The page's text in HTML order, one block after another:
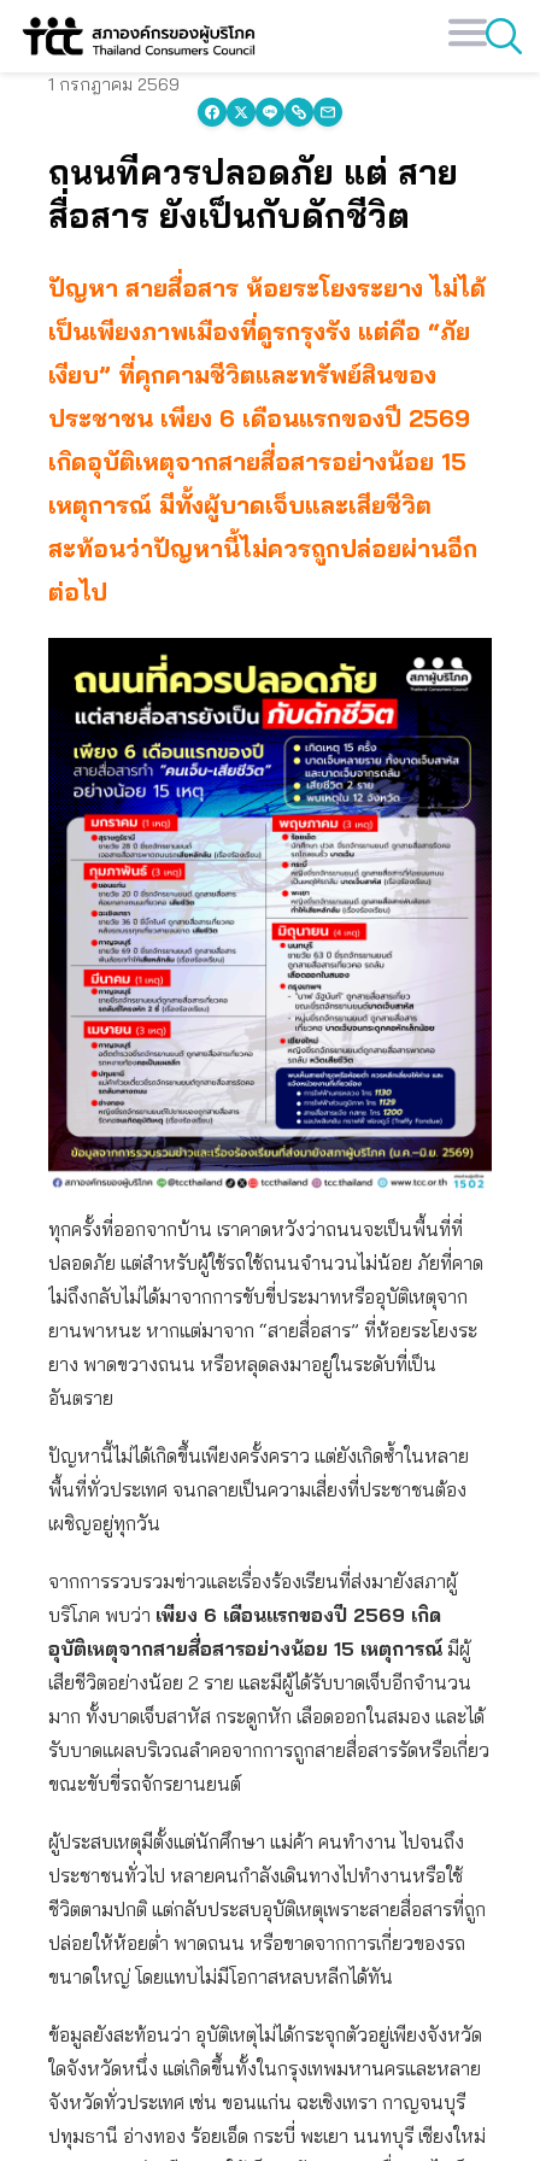
Skip
1 กรกฎาคม 2569
ถนนที่ควรปลอดภัย แต่ สาย
สื่อสาร ยังเป็นกับดักชีวิต
ปัญหา สายสื่อสาร ห้อยระโยงระยาง ไม่ได้
เป็นเพียงภาพเมืองที่ดูรกรุงรัง แต่คือ “ภัย
เงียบ” ที่คุกคามชีวิตและทรัพย์สินของ
ประชาชน เพียง 6 เดือนแรกของปี 2569
เกิดอุบัติเหตุจากสายสื่อสารอย่างน้อย 15
เหตุการณ์ มีทั้งผู้บาดเจ็บและเสียชีวิต
สะท้อนว่าปัญหานี้ไม่ควรถูกปล่อยผ่านอีก
ต่อไป
ทุกครั้งที่ออกจากบ้าน เราคาดหวังว่าถนนจะเป็นพื้นที่ที่
ปลอดภัย แต่สำหรับผู้ใช้รถใช้ถนนจำนวนไม่น้อย ภัยที่คาด
ไม่ถึงกลับไม่ได้มาจากการขับขี่ประมาทหรืออุบัติเหตุจาก
ยานพาหนะ หากแต่มาจาก “สายสื่อสาร” ที่ห้อยระโยงระ
ยาง พาดขวางถนน หรือหลุดลงมาอยู่ในระดับที่เป็น
อันตราย
ปัญหานี้ไม่ได้เกิดขึ้นเพียงครั้งคราว แต่ยังเกิดซ้ำในหลาย
พื้นที่ทั่วประเทศ จนกลายเป็นความเสี่ยงที่ประชาชนต้อง
เผชิญอยู่ทุกวัน
จากการรวบรวมข่าวและเรื่องร้องเรียนที่ส่งมายังสภาผู้
บริโภค พบว่า เพียง 6 เดือนแรกของปี 2569 เกิด
อุบัติเหตุจากสายสื่อสารอย่างน้อย 15 เหตุการณ์ มีผู้
เสียชีวิตอย่างน้อย 2 ราย และมีผู้ได้รับบาดเจ็บอีกจำนวน
มาก ทั้งบาดเจ็บสาหัส กระดูกหัก เลือดออกในสมอง และได้
รับบาดแผลบริเวณลำคอจากการถูกสายสื่อสารรัดหรือเกี่ยว
ขณะขับขี่รถจักรยานยนต์
ผู้ประสบเหตุมีตั้งแต่นักศึกษา แม่ค้า คนทำงาน ไปจนถึง
ประชาชนทั่วไป หลายคนกำลังเดินทางไปทำงานหรือใช้
ชีวิตตามปกติ แต่กลับประสบอุบัติเหตุเพราะสายสื่อสารที่ถูก
ปล่อยให้ห้อยต่ำ พาดถนน หรือขาดจากการเกี่ยวของรถ
ขนาดใหญ่ โดยแทบไม่มีโอกาสหลบหลีกได้ทัน
ข้อมูลยังสะท้อนว่า อุบัติเหตุไม่ได้กระจุกตัวอยู่เพียงจังหวัด
ใดจังหวัดหนึ่ง แต่เกิดขึ้นทั้งในกรุงเทพมหานครและหลาย
จังหวัดทั่วประเทศ เช่น ขอนแก่น ฉะเชิงเทรา กาญจนบุรี
ปทุมธานี อ่างทอง ร้อยเอ็ด กระบี่ พะเยา นนทบุรี เชียงใหม่